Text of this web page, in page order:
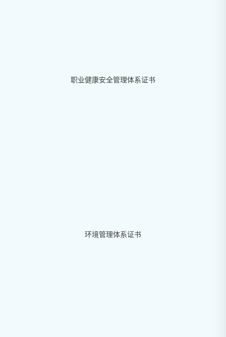
职业健康安全管理体系证书
环境管理体系证书